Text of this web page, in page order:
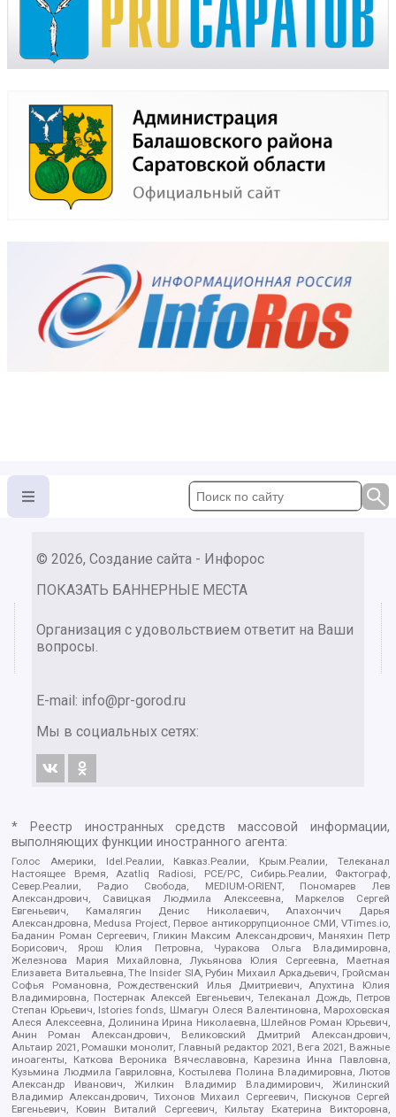
© 2026, Создание сайта - Инфорос
ПОКАЗАТЬ БАННЕРНЫЕ МЕСТА
Организация с удовольствием ответит на Ваши
вопросы.
E-mail: info@pr-gorod.ru
Мы в социальных сетях:
* Реестр иностранных средств массовой информации,
выполняющих функции иностранного агента:
Голос Америки, Idel.Реалии, Кавказ.Реалии, Крым.Реалии, Телеканал
Настоящее Время, Azatliq Radiosi, PCE/PC, Сибирь.Реалии, Фактограф,
Север.Реалии, Радио Свобода, MEDIUM-ORIENT, Пономарев Лев
Александрович, Савицкая Людмила Алексеевна, Маркелов Сергей
Евгеньевич, Камалягин Денис Николаевич, Апахончич Дарья
Александровна, Medusa Project, Первое антикоррупционное СМИ, VTimes.io,
Баданин Роман Сергеевич, Гликин Максим Александрович, Маняхин Петр
Борисович, Ярош Юлия Петровна, Чуракова Ольга Владимировна,
Железнова Мария Михайловна, Лукьянова Юлия Сергеевна, Маетная
Елизавета Витальевна, The Insider SIA, Рубин Михаил Аркадьевич, Гройсман
Софья Романовна, Рождественский Илья Дмитриевич, Апухтина Юлия
Владимировна, Постернак Алексей Евгеньевич, Телеканал Дождь, Петров
Степан Юрьевич, Istories fonds, Шмагун Олеся Валентиновна, Мароховская
Алеся Алексеевна, Долинина Ирина Николаевна, Шлейнов Роман Юрьевич,
Анин Роман Александрович, Великовский Дмитрий Александрович,
Альтаир 2021, Ромашки монолит, Главный редактор 2021, Вега 2021, Важные
иноагенты, Каткова Вероника Вячеславовна, Карезина Инна Павловна,
Кузьмина Людмила Гавриловна, Костылева Полина Владимировна, Лютов
Александр Иванович, Жилкин Владимир Владимирович, Жилинский
Владимир Александрович, Тихонов Михаил Сергеевич, Пискунов Сергей
Евгеньевич, Ковин Виталий Сергеевич, Кильтау Екатерина Викторовна,